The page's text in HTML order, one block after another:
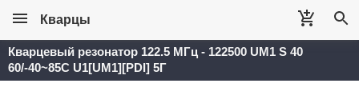
Кварцы
Кварцевый резонатор 122.5 МГц - 122500 UM1 S 40
60/-40~85C U1[UM1][PDI] 5Г